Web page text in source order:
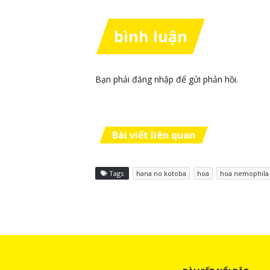
bình luận
Bạn phải đăng nhập để gửi phản hồi.
Bài viết liên quan
Tags hana no kotoba hoa hoa nemophila